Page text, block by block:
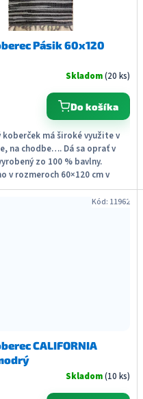
Pásik 60x120
Skladom(20 ks)
Do košíka
koberček má široké využite v
na chodbe…. Dá sa oprať v
zo 100 % bavlny.
v rozmeroch 60×120 cm v
CALIFORNIA
Skladom(10 ks)
Kód: 11962